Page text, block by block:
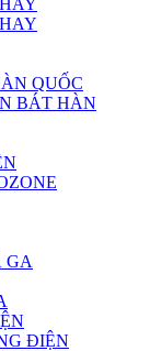
QUỐC
BÁT HÀN
GA
ĐIỆN